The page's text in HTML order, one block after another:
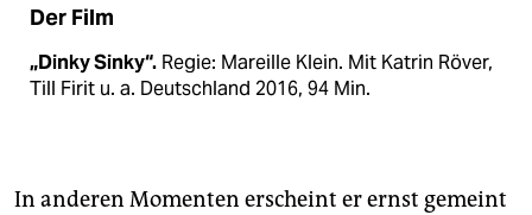
Der Film
„Dinky Sinky“. Regie: Mareille Klein. Mit Katrin Röver,
Till Firit u. a. Deutschland 2016, 94 Min.
In anderen Momenten erscheint er ernst gemeint